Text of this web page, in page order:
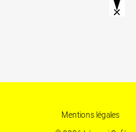
Mentions légales